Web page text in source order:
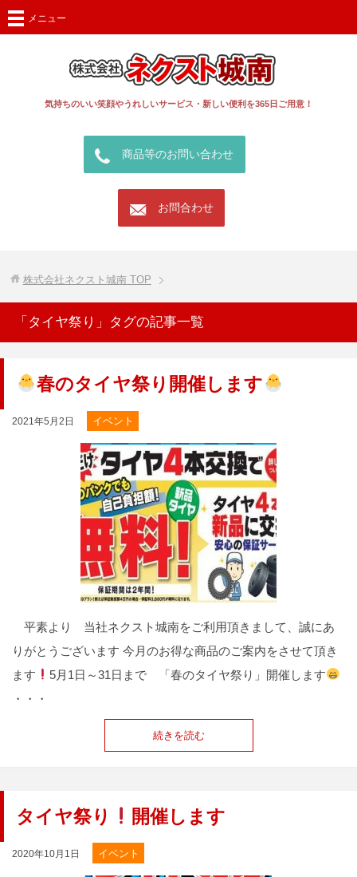
気持ちのいい笑顔やうれしいサービス・新しい便利を365日ご用意！
call 商品等のお問い合わせ
mail お問合わせ
メニュー
株式会社ネクスト城南TOP
「タイヤ祭り」タグの記事一覧
春のタイヤ祭り開催します
2021年5月2日 イベント
平素より 当社ネクスト城南をご利用頂きまして、誠にあ
りがとうございます 今月のお得な商品のご案内をさせて頂き
ます
5月1日～31日まで 「春のタイヤ祭り」開催します
・・・
続きを読む
タイヤ祭り 開催します
2020年10月1日 イベント